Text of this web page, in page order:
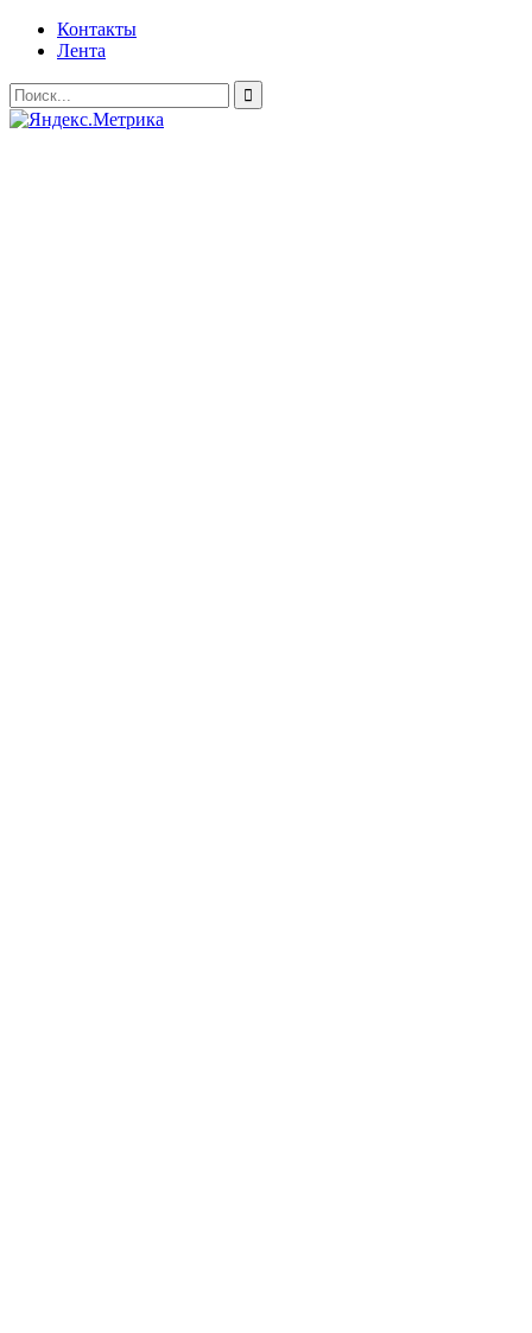
Контакты
Лента